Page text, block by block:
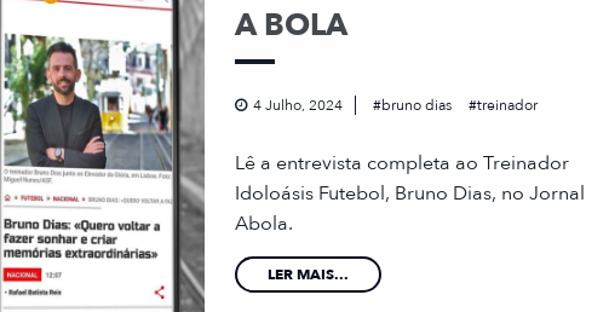
A BOLA
4 Julho, 2024 bruno dias treinador
Lê a entrevista completa ao Treinador
Idoloásis Futebol, Bruno Dias, no Jornal
Abola.
LER MAIS...